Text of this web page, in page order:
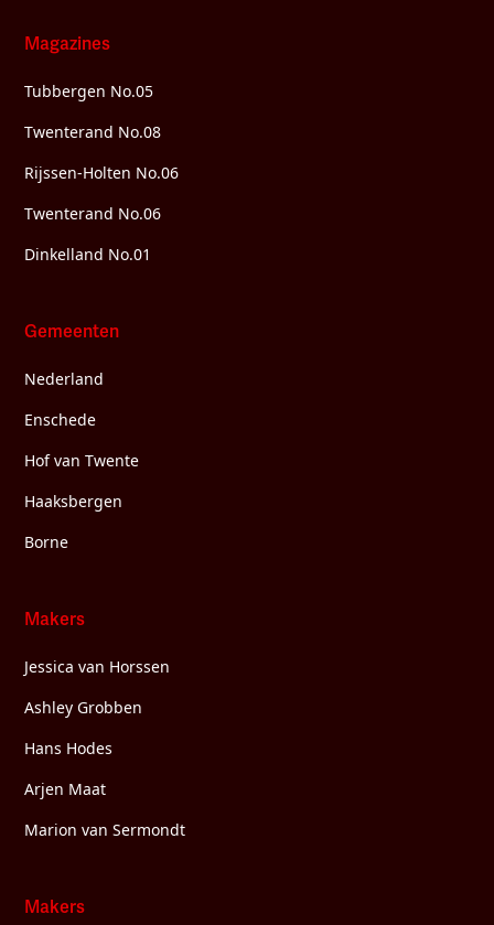
Magazines
Tubbergen No.05
Twenterand No.08
Rijssen-Holten No.06
Twenterand No.06
Dinkelland No.01
Gemeenten
Nederland
Enschede
Hof van Twente
Haaksbergen
Borne
Makers
Jessica van Horssen
Ashley Grobben
Hans Hodes
Arjen Maat
Marion van Sermondt
Makers